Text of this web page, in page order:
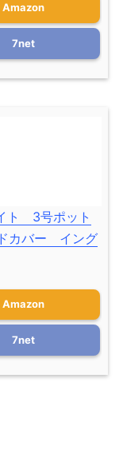
Amazon
7net
ト 3号ポット
カバー イング
Amazon
7net